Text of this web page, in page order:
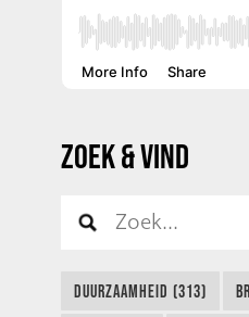
ZOEK & VIND
DUURZAAMHEID (313)